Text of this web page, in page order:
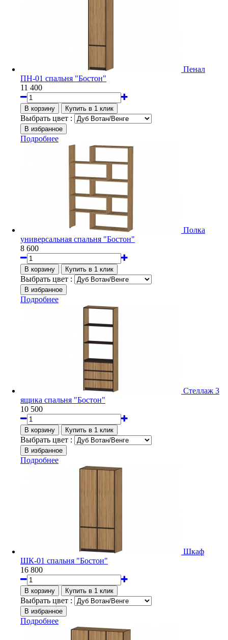
Пенал
ПН-01 спальня "Бостон"
11 400
Выбрать цвет :
Подробнее
Полка
универсальная спальня "Бостон"
8 600
Выбрать цвет :
Подробнее
Стеллаж 3
ящика спальня "Бостон"
10 500
Выбрать цвет :
Подробнее
Шкаф
ШК-01 спальня "Бостон"
16 800
Выбрать цвет :
Подробнее